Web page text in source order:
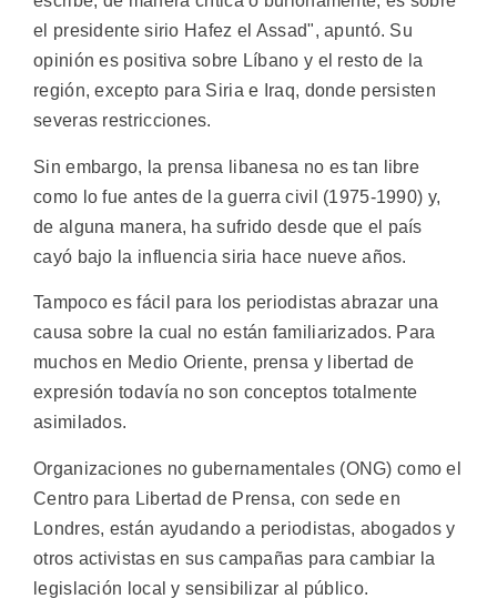
el presidente sirio Hafez el Assad", apuntó. Su
opinión es positiva sobre Líbano y el resto de la
región, excepto para Siria e Iraq, donde persisten
severas restricciones.
Sin embargo, la prensa libanesa no es tan libre
como lo fue antes de la guerra civil (1975-1990) y,
de alguna manera, ha sufrido desde que el país
cayó bajo la influencia siria hace nueve años.
Tampoco es fácil para los periodistas abrazar una
causa sobre la cual no están familiarizados. Para
muchos en Medio Oriente, prensa y libertad de
expresión todavía no son conceptos totalmente
asimilados.
Organizaciones no gubernamentales (ONG) como el
Centro para Libertad de Prensa, con sede en
Londres, están ayudando a periodistas, abogados y
otros activistas en sus campañas para cambiar la
legislación local y sensibilizar al público.